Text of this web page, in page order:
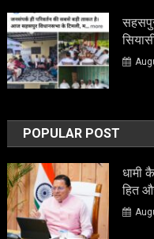
POPULAR POST
धामी
हित